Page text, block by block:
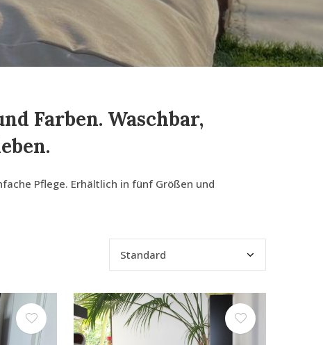
Farben. Waschbar,
Pflege. Erhältlich in fünf Größen und